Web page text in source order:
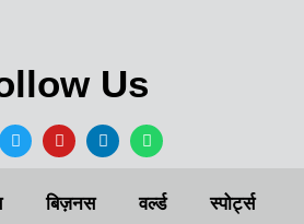
Us
बिज़नस वर्ल्ड स्पोर्ट्स